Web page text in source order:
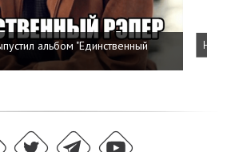
альбом "Единственный